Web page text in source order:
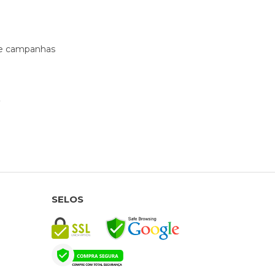
campanhas
SELOS